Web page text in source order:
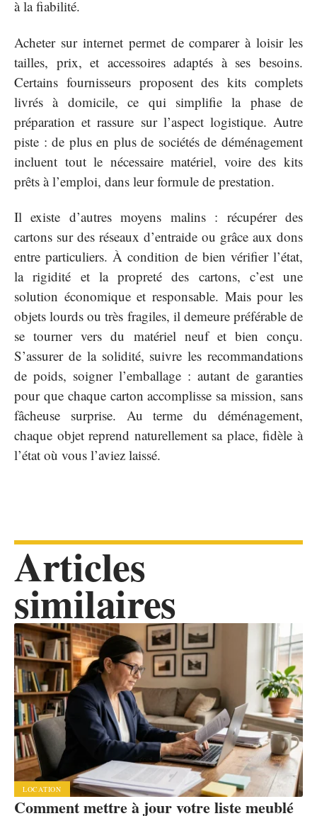
à la fiabilité.
Acheter sur internet permet de comparer à loisir les
tailles, prix, et accessoires adaptés à ses besoins.
Certains fournisseurs proposent des kits complets
livrés à domicile, ce qui simplifie la phase de
préparation et rassure sur l’aspect logistique. Autre
piste : de plus en plus de sociétés de déménagement
incluent tout le nécessaire matériel, voire des kits
prêts à l’emploi, dans leur formule de prestation.
Il existe d’autres moyens malins : récupérer des
cartons sur des réseaux d’entraide ou grâce aux dons
entre particuliers. À condition de bien vérifier l’état,
la rigidité et la propreté des cartons, c’est une
solution économique et responsable. Mais pour les
objets lourds ou très fragiles, il demeure préférable de
se tourner vers du matériel neuf et bien conçu.
S’assurer de la solidité, suivre les recommandations
de poids, soigner l’emballage : autant de garanties
pour que chaque carton accomplisse sa mission, sans
fâcheuse surprise. Au terme du déménagement,
chaque objet reprend naturellement sa place, fidèle à
l’état où vous l’aviez laissé.
Articles
similaires
LOCATION
Comment mettre à jour votre liste meublé